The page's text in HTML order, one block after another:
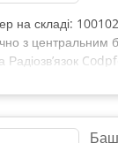
на складі:
з центральним
Радіозв’язок
доставки до